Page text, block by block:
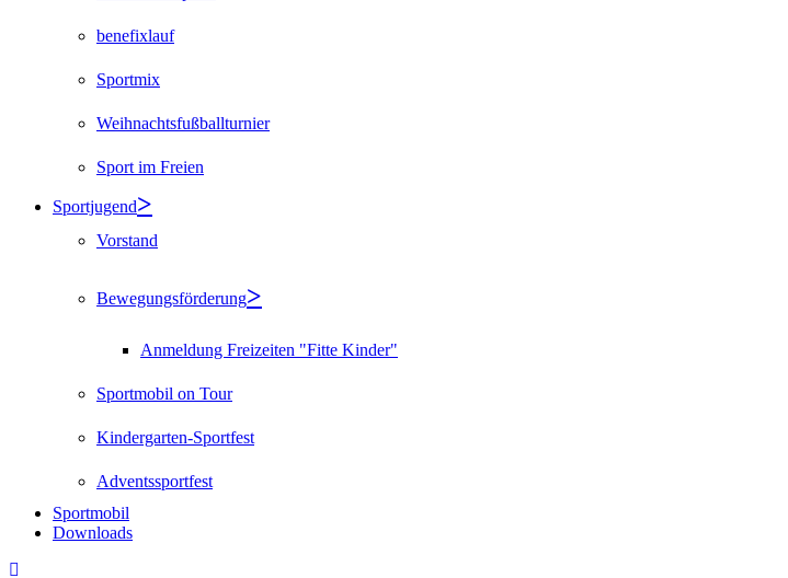
benefixlauf
Sportmix
Weihnachtsfußballturnier
Sport im Freien
Sportjugend
Vorstand
Bewegungsförderung
Anmeldung Freizeiten "Fitte Kinder"
Sportmobil on Tour
Kindergarten-Sportfest
Adventssportfest
Sportmobil
Downloads